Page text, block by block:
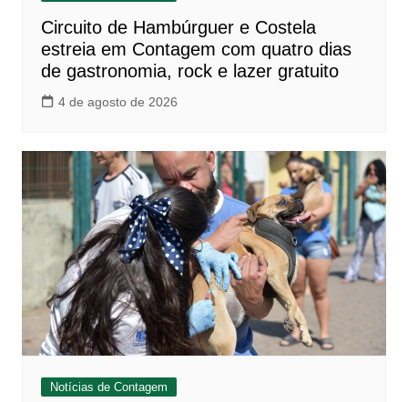
Circuito de Hambúrguer e Costela
estreia em Contagem com quatro dias
de gastronomia, rock e lazer gratuito
4 de agosto de 2026
Notícias de Contagem